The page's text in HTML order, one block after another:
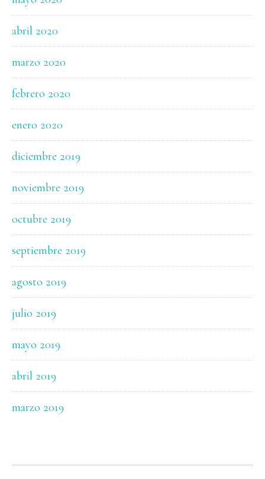
abril 2020
marzo 2020
febrero 2020
enero 2020
diciembre 2019
noviembre 2019
octubre 2019
septiembre 2019
agosto 2019
julio 2019
mayo 2019
abril 2019
marzo 2019